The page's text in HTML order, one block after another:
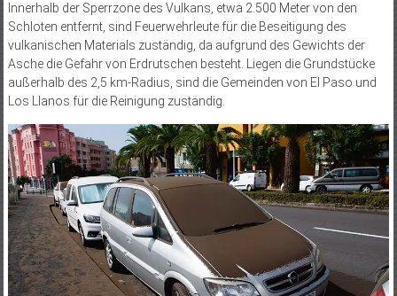
Innerhalb der Sperrzone des Vulkans, etwa 2.500 Meter von den
Schloten entfernt, sind Feuerwehrleute für die Beseitigung des
vulkanischen Materials zuständig, da aufgrund des Gewichts der
Asche die Gefahr von Erdrutschen besteht. Liegen die Grundstücke
außerhalb des 2,5 km-Radius, sind die Gemeinden von El Paso und
Los Llanos für die Reinigung zuständig.